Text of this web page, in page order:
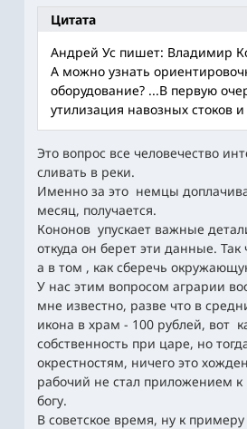
Цитата
Андрей Ус пишет: Владимир
А можно узнать
оборудование? ...В первую
утилизация навозных стоков
Это вопрос все человечество
сливать в реки.
Именно за это немцы
месяц, получается.
Кононов упускает важные
откуда он берет эти данные.
а в том , как сберечь
У нас этим вопросом аграрии
мне известно, разве что в
икона в храм - 100 рублей, вот
собственность при царе, но
окрестностям, ничего это
рабочий не стал приложением к
богу.
В советское время, ну к